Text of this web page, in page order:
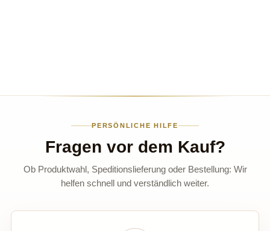
PERSÖNLICHE HILFE
Fragen vor dem Kauf?
Ob Produktwahl, Speditionslieferung oder Bestellung: Wir
helfen schnell und verständlich weiter.